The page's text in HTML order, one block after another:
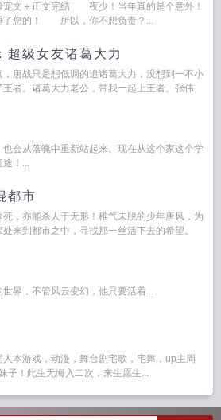
宠文＋正文完结 夜少！当年真的是个意外！
了您的！ 所以，你不想负责？...
超级女友诸葛大力
，唐战只是想低调的追诸葛大力，没想到一不小
者。诸葛大力老公，带我一起上王者。张伟
也会从落魄中重新站起来。现在从这个家这个学
途！...
都市
死，亦能杀人于无形！稚气未脱的少年唐风，为
来到都市之中，寻找那一丝活下去的希望。
界，不管风云变幻，他只要活着...
本游戏，动漫，舞台剧宅歌，宅舞，up主周
子！此生无悔入二次，来生愿生...